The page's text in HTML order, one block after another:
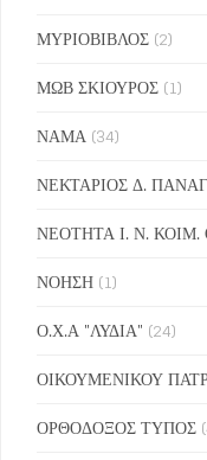
ΜΥΡΙΟΒΙΒΛΟΣ (2)
ΜΩΒ ΣΚΙΟΥΡΟΣ (1)
ΝΑΜΑ (34)
ΝΕΚΤΑΡΙΟΣ Δ.
ΝΕΟΤΗΤΑ Ι. Ν.
ΝΟΗΣΗ (1)
Ο.Χ.Α "ΛΥΔΙΑ" (24)
ΟΙΚΟΥΜΕΝΙΚΟΥ
ΟΡΘΟΔΟΞΟΣ ΤΥΠΟΣ